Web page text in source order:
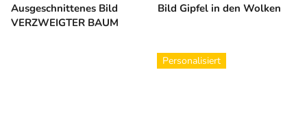
Ausgeschnittenes Bild
VERZWEIGTER BAUM
Bild Gipfel in den Wolken
Personalisiert